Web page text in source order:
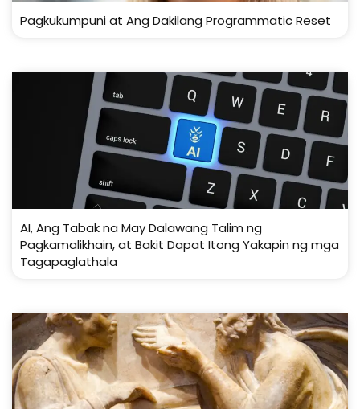
Pagkukumpuni at Ang Dakilang Programmatic Reset
AI, Ang Tabak na May Dalawang Talim ng
Pagkamalikhain, at Bakit Dapat Itong Yakapin ng mga
Tagapaglathala